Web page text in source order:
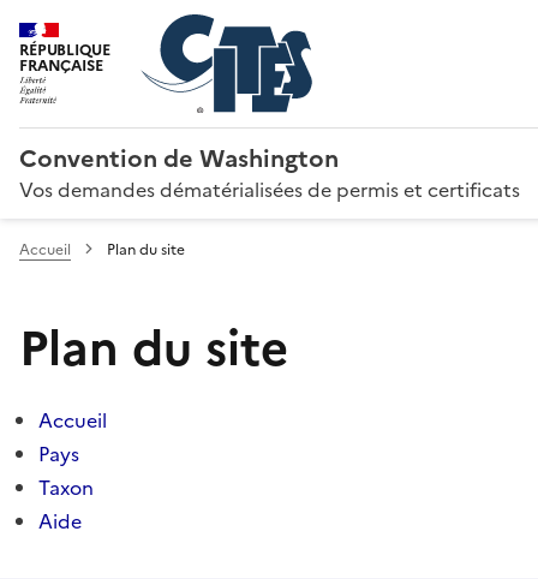
RÉPUBLIQUE
FRANÇAISE
Convention de Washington
Vos demandes dématérialisées de permis et certificats
Accueil Plan du site
Plan du site
Accueil
Pays
Taxon
Aide